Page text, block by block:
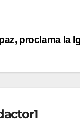
proclama la